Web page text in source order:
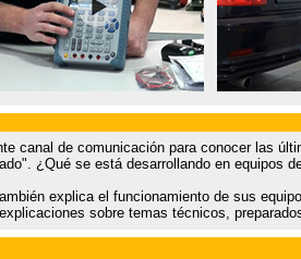
canal de comunicación para conocer las
¿Qué se está desarrollando en equipos
explica el funcionamiento de sus
sobre temas técnicos,